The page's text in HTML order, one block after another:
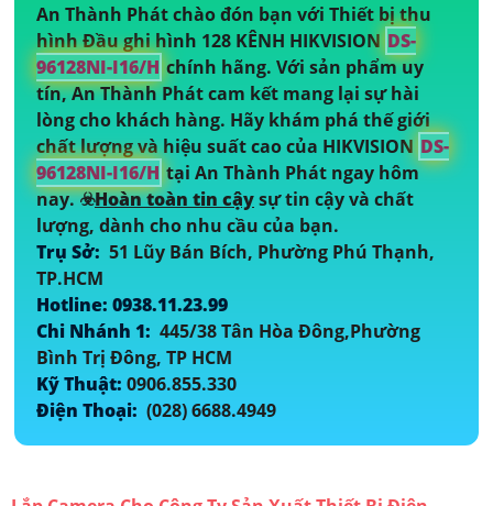
An Thành Phát chào đón bạn với Thiết bị thu
hình Đầu ghi hình 128 KÊNH HIKVISION DS-
96128NI-I16/H chính hãng. Với sản phẩm uy
tín, An Thành Phát cam kết mang lại sự hài
lòng cho khách hàng. Hãy khám phá thế giới
chất lượng và hiệu suất cao của HIKVISION DS-
96128NI-I16/H tại An Thành Phát ngay hôm
nay. ☣️Hoàn toàn tin cậysự tin cậy và chất
lượng, dành cho nhu cầu của bạn.
Trụ Sở: 51 Lũy Bán Bích, Phường Phú Thạnh,
TP.HCM
Hotline: 0938.11.23.99
Chi Nhánh 1: 445/38 Tân Hòa Đông,Phường
Bình Trị Đông, TP HCM
Kỹ Thuật: 0906.855.330
Điện Thoại: (028) 6688.4949